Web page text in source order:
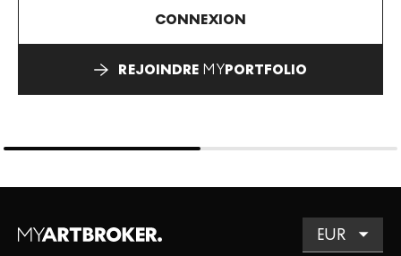
CONNEXION
REJOINDRE MYPORTFOLIO